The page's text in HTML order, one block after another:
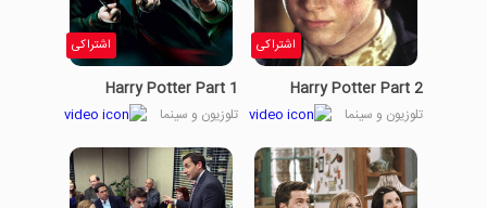
اشتراکی
Harry Potter Part 2
تلوزیون و سینما
اشتراکی
Harry Potter Part 1
تلوزیون و سینما